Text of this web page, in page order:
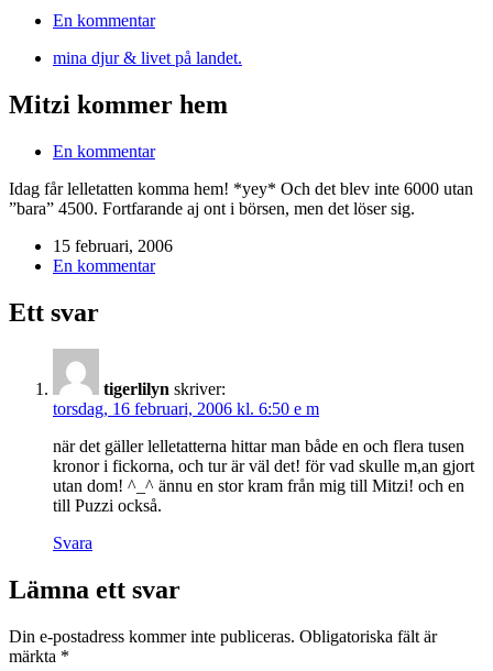
En kommentar
mina djur & livet på landet.
Mitzi kommer hem
En kommentar
Idag får lelletatten komma hem! *yey* Och det blev inte 6000 utan
”bara” 4500. Fortfarande aj ont i börsen, men det löser sig.
15 februari, 2006
En kommentar
Ett svar
tigerlilyn skriver:
torsdag, 16 februari, 2006 kl. 6:50 e m
när det gäller lelletatterna hittar man både en och flera tusen
kronor i fickorna, och tur är väl det! för vad skulle m,an gjort
utan dom! ^_^ ännu en stor kram från mig till Mitzi! och en
till Puzzi också.
Svara
Lämna ett svar
Din e-postadress kommer inte publiceras. Obligatoriska fält är
märkta *